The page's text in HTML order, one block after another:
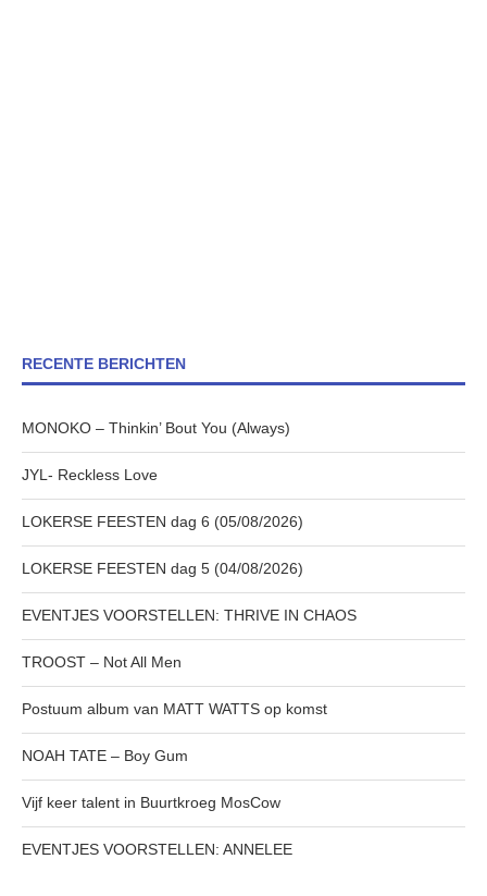
RECENTE BERICHTEN
MONOKO – Thinkin’ Bout You (Always)
JYL- Reckless Love
LOKERSE FEESTEN dag 6 (05/08/2026)
LOKERSE FEESTEN dag 5 (04/08/2026)
EVENTJES VOORSTELLEN: THRIVE IN CHAOS
TROOST – Not All Men
Postuum album van MATT WATTS op komst
NOAH TATE – Boy Gum
Vijf keer talent in Buurtkroeg MosCow
EVENTJES VOORSTELLEN: ANNELEE